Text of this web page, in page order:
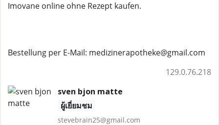
Imovane online ohne Rezept kaufen.
Bestellung per E-Mail: medizinerapotheke@gmail.com
129.0.76.218
sven bjon matte
ผู้เยี่ยมชม
stevebrain25@gmail.com